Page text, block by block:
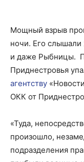
Мощный взрыв
ночи. Его
и даже Рыбницы.
Приднестровья
агентству
ОКК от
«Туда,
произошло,
подразделения